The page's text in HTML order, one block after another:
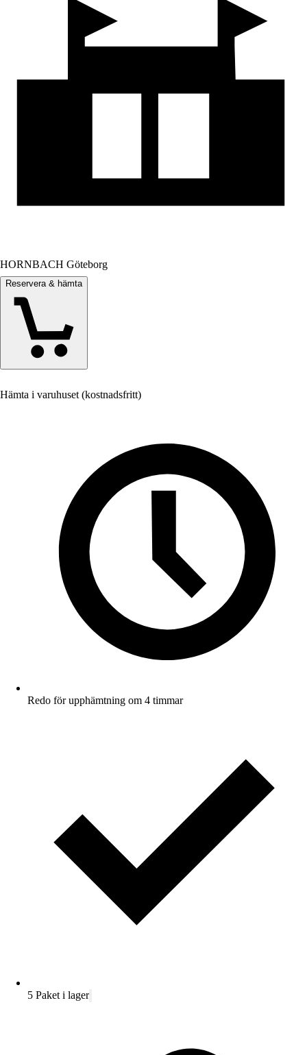
HORNBACH Göteborg
Reservera & hämta
Hämta i varuhuset (kostnadsfritt)
Redo för upphämtning om 4 timmar
5 Paket i lager